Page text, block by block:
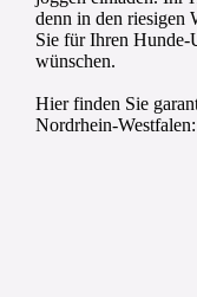
denn in den riesigen
Sie für Ihren Hunde-
wünschen.
Hier finden Sie
Nordrhein-Westfalen: